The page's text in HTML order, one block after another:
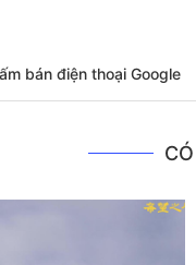
bán điện thoại Google